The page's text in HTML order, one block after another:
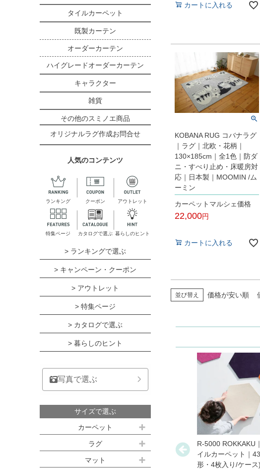
タイルカーペット
既製カーテン
オーダーカーテン
ハイグレードオーダーカーテン
キャラクター
雑貨
その他のスミノエ商品
オリジナルラグ作成お問合せ
人気のコンテンツ
ランキング クーポン アウトレット
特集ページ カタログで選ぶ 暮らしのヒント
> ランキングで選ぶ
> キャンペーン・クーポン
> アウトレット
> 特集ページ
> カタログで選ぶ
> 暮らしのヒント
写真で選ぶ
サイズで選ぶ
カーペット
江戸間サイズ(3畳～10畳)
江戸間 3畳(176x261cm)
ラグ
約100ｘ140cm
マット
カートに入れる
KOBANA RUG コバナラグ
｜ラグ｜北欧・花柄｜
130×185cm｜全1色｜防ダ
ニ・すべり止め・床暖房対
応｜日本製｜MOOMIN /ム
ーミン
カーペットマルシェ価格
22,000
カートに入れる
並び替え 価格が安い順
R-5000 ROKKAKU
イルカーペット｜
形・4枚入り/ケース